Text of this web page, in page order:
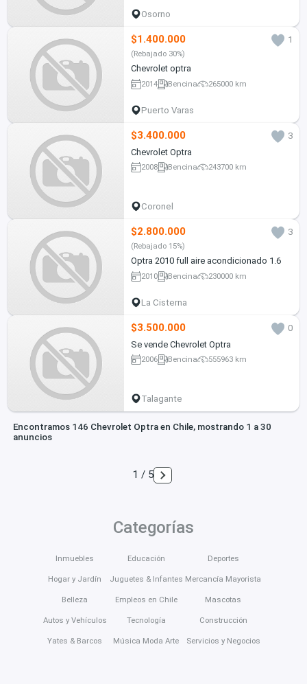
Osorno
$1.400.000 1
(Rebajado 30%)
Chevrolet optra
2014 Bencina 265000 km
Puerto Varas
$3.400.000
3
Chevrolet Optra
2008 Bencina 243700 km
Coronel
$2.800.000 3
(Rebajado 15%)
Optra 2010 full aire acondicionado 1.6
2010 Bencina 230000 km
La Cisterna
$3.500.000
0
Se vende Chevrolet Optra
2006 Bencina 555963 km
Talagante
Encontramos 146 Chevrolet Optra en Chile, mostrando 1 a 30
anuncios
1 / 5
Categorías
Inmuebles
Hogar y Jardín
Belleza
Autos y Vehículos
Yates & Barcos
Educación
Juguetes & Infantes
Empleos en Chile
Tecnología
Música Moda Arte
Deportes
Mercancía Mayorista
Mascotas
Construcción
Servicios y Negocios